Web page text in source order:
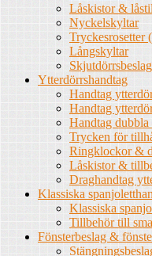
Låskistor &
Nyckelskyltar
Tryckesrosetter
Långskyltar
Skjutdörrsbeslag
Ytterdörrshandtag
Handtag
Handtag
Handtag
Trycken för
Ringklockor &
Låskistor &
Draghandtag
Klassiska
Klassiska
Tillbehör till
Fönsterbeslag &